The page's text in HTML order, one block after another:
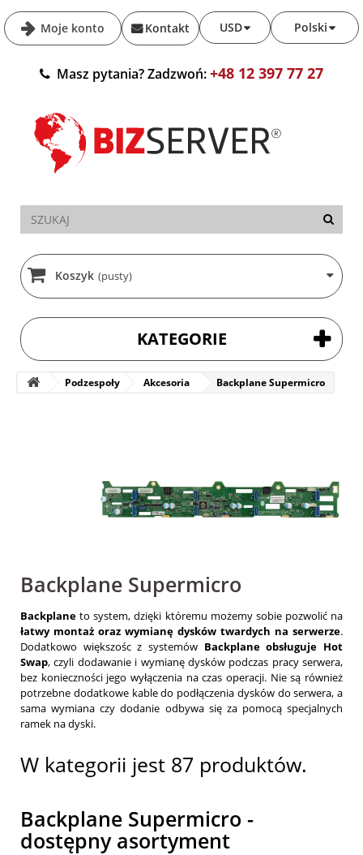
Moje konto Polski
USD
Kontakt
Masz pytania? Zadzwoń:+48 12 397 77 27
Koszyk (pusty)
KATEGORIE
Podzespoły Akcesoria Backplane Supermicro
Backplane Supermicro
Backplane to system, dzięki któremu możemy sobie pozwolić na
łatwy montaż oraz wymianę dysków twardych na serwerze.
Dodatkowo większośc z systemów Backplane obsługuje Hot
Swap, czyli dodawanie i wymianę dysków podczas pracy serwera,
bez konieczności jego wyłączenia na czas operacji. Nie są również
potrzebne dodatkowe kable do podłączenia dysków do serwera, a
sama wymiana czy dodanie odbywa się za pomocą specjalnych
ramek na dyski.
W kategorii jest 87 produktów.
Backplane Supermicro -
dostępny asortyment